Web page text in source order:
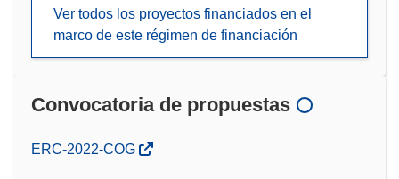
Ver todos los proyectos financiados en el
marco de este régimen de financiación
Convocatoria de propuestas
(se
ERC-2022-COG